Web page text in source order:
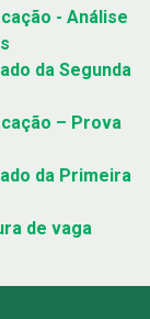
- Análise
da Segunda
– Prova
da Primeira
de vaga